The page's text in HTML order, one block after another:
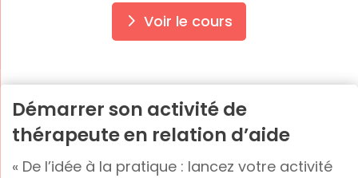
Voir le cours
Démarrer son activité de
thérapeute en relation d’aide
« De l’idée à la pratique : lancez votre activité